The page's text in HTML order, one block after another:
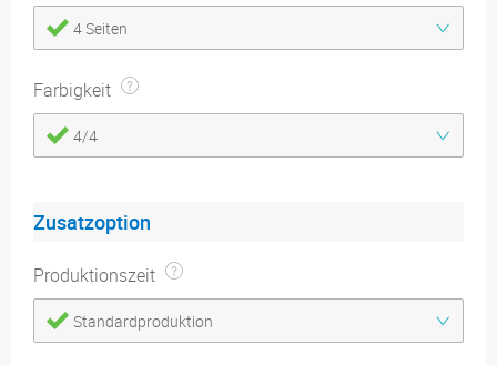
4 Seiten
Farbigkeit
4/4
Zusatzoption
Produktionszeit
Standardproduktion